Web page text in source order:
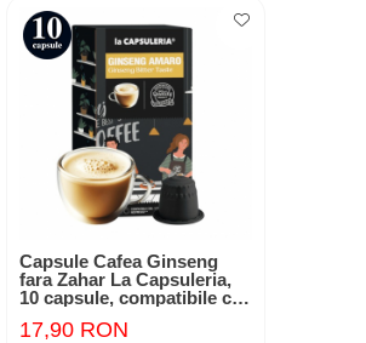
Capsule Cafea Ginseng
fara Zahar La Capsuleria,
10 capsule, compatibile cu
17,90 RON